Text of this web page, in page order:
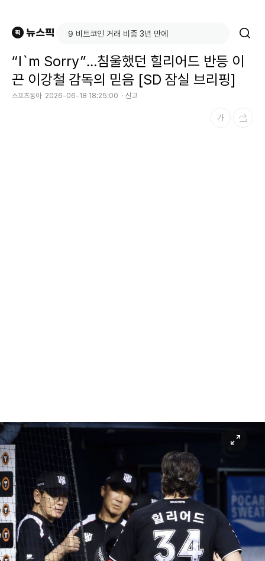
“I`m Sorry”…침울했던 힐리어드 반등 이
끈 이강철 감독의 믿음 [SD 잠실 브리핑]
스포츠동아 2026-06-18 18:25:00 신고